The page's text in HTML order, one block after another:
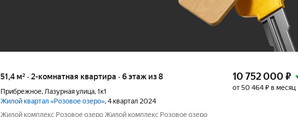
51,4 м² · 2-комнатная квартира · 6 этаж из 8
Прибрежное, Лазурная улица,1к1
Жилой квартал «Розовое озеро», 4 квартал 2024
Жилой комплекс Розовое озеро Жилой комплекс Розовое озеро
10 752 000 ₽
от 50 464 ₽ в месяц